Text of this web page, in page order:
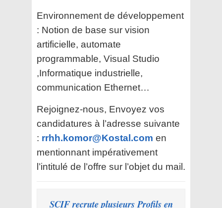
Environnement de développement
: Notion de base sur vision
artificielle, automate
programmable, Visual Studio
,Informatique industrielle,
communication Ethernet…
Rejoignez-nous, Envoyez vos
candidatures à l’adresse suivante
: rrhh.komor@Kostal.com en
mentionnant impérativement
l’intitulé de l’offre sur l’objet du mail.
SCIF recrute plusieurs Profils en